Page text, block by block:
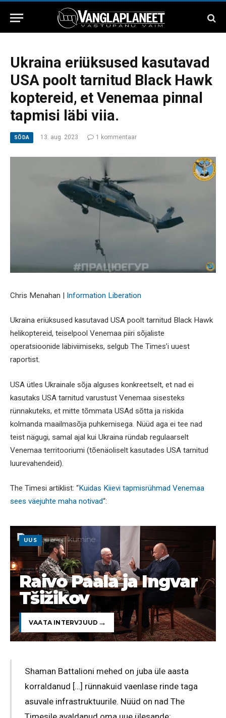
Ukraina eriüksused kasutavad
USA poolt tarnitud Black Hawk
koptereid, et Venemaa pinnal
tapmisi läbi viia.
SÕDA 13. aug. 2023 1 kommentaar
Chris Menahan | Information Liberation
Ukraina eriüksused kasutavad USA poolt tarnitud Black Hawk
helikoptereid, teiselpool Venemaa piiri sõjaliste
operatsioonide läbiviimiseks, selgub The Times’i uuest
raportist.
USA ütles Ukrainale sõja alguses konkreetselt, et nad ei
kasutaks USA tarnitud varustust Venemaa sisesteks
rünnakuteks, et mitte tõmmata USAd sõtta ja riskida
kolmanda maailmasõja puhkemisega. Nüüd aga ei tee nad
teist nägugi, samal ajal kui Ukraina ründab regulaarselt
Venemaa territooriumi (tõenäoliselt kasutades USA tarnitud
luurevahendeid).
The Timesi artiklist: “Kuidas Kiievi tapmisrühmad Venemaa
sees väejuhte maha notivad“:
UUS
Raivo Paala ja Ingvar
Tšižikov
VAATA INTERVJUUD
Shaman Battalioni mehed on juba üle aasta
korraldanud […] rünnakuid vaenlase rinde taga
asuvale infrastruktuurile. Nüüd on nad The